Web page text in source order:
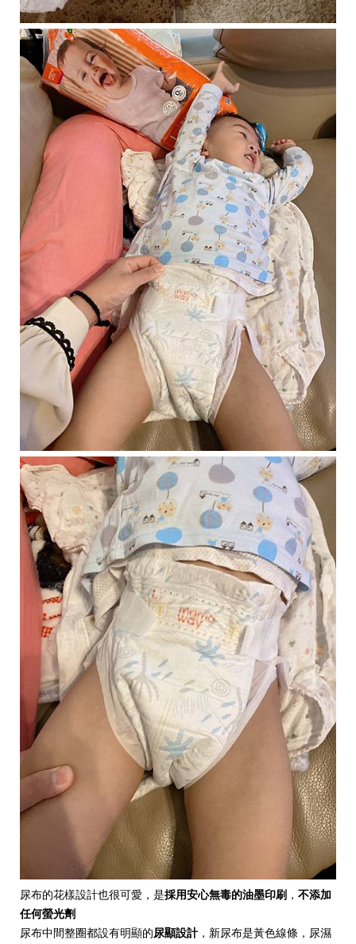
尿布的花樣設計也很可愛，是採用安心無毒的油墨印刷 ， 不添加
任何螢光劑
尿布中間整圈都設有明顯的尿顯設計，新尿布是黃色線條，尿濕